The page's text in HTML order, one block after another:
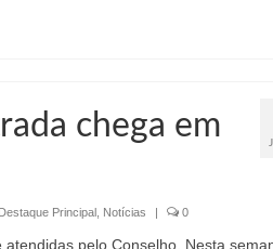
chega em
Destaque Principal, Notícias | 0
pelo Conselho. Nesta